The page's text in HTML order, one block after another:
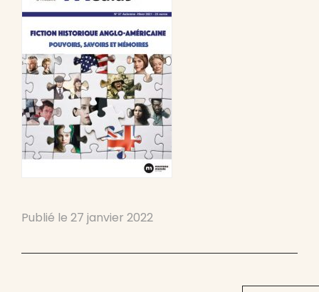
Publié le 27 janvier 2022